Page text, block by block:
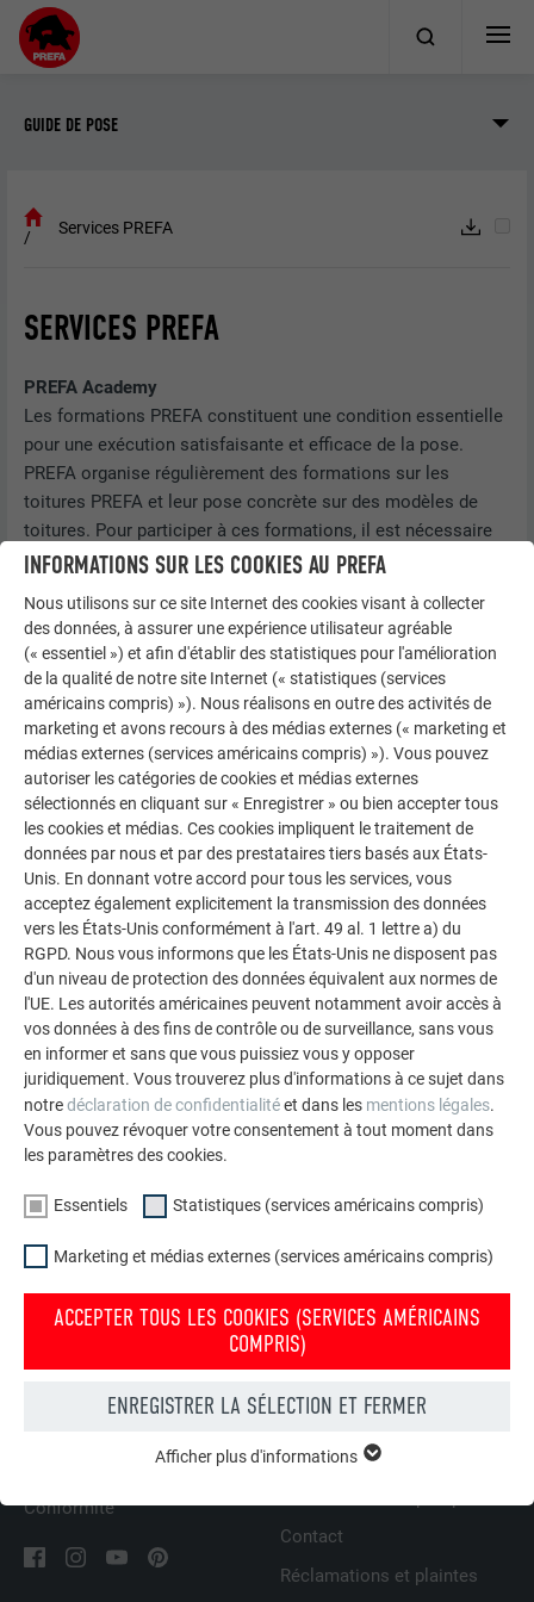
GUIDE DE POSE
Services PREFA
SERVICES PREFA
PREFA Academy
Les formations PREFA constituent une condition essentielle
pour une exécution satisfaisante et efficace de la pose.
PREFA organise régulièrement des formations sur les
toitures PREFA et leur pose concrète sur des modèles de
toitures. Pour participer à ces formations, il est nécessaire
de s’inscrire suffisamment à l’avance. Pour plus
consulter le site :
www.prefa.be/academy.
Formation à la pose PREFA
Vous réalisez actuellement votre premier projet avec des
produits PREFA ou vous avez besoin de notre expertise sur
site lors de chantiers complexes ?
Pas de problème – nos formateurs PREFA vous apporteront
volontiers leur aide et vous donneront des conseils
essentiels et avisés, afin que vous soyez parfaitement armés
pour vos futurs projets avec PREFA. Informations
supplémentaires
sur :www.prefa.be/fr/artisans/service/formateurs-
assistance-sur-site.
Vidéos de pose
Vous trouverez les vidéos de pose PREFA ainsi que les
vidéos Astuces & Conseils sur notre site
Internet :www.prefa.be/fr/videos/trucs-et-astucesou dans
l’espace de connexion Pour obtenir les identifiants, il suffit
d’en faire la demande auprès de votre conseiller PREFA.
Conformité
NOUS VOUS OFFRONS NOTRE AIDE
Trouver un artisan près de
chez vous
Questions & réponses
Contact
Réclamations et plaintes
INFORMATIONS SUR LES COOKIES AU PREFA
Nous utilisons sur ce site Internet des cookies visant à collecter
des données, à assurer une expérience utilisateur agréable
(« essentiel ») et afin d'établir des statistiques pour l'amélioration
de la qualité de notre site Internet (« statistiques (services
américains compris) »). Nous réalisons en outre des activités de
marketing et avons recours à des médias externes (« marketing et
médias externes (services américains compris) »). Vous pouvez
autoriser les catégories de cookies et médias externes
sélectionnés en cliquant sur « Enregistrer » ou bien accepter tous
les cookies et médias. Ces cookies impliquent le traitement de
données par nous et par des prestataires tiers basés aux États-
Unis. En donnant votre accord pour tous les services, vous
acceptez également explicitement la transmission des données
vers les États-Unis conformément à l'art. 49 al. 1 lettre a) du
RGPD. Nous vous informons que les États-Unis ne disposent pas
d'un niveau de protection des données équivalent aux normes de
l'UE. Les autorités américaines peuvent notamment avoir accès à
vos données à des fins de contrôle ou de surveillance, sans vous
en informer et sans que vous puissiez vous y opposer
juridiquement. Vous trouverez plus d'informations à ce sujet dans
notredéclaration de confidentialitéet dans les mentions légales.
Vous pouvez révoquer votre consentement à tout moment dans
les paramètres des cookies.
Essentiels Statistiques (services américains compris)
Marketing et médias externes (services américains compris)
ACCEPTER TOUS LES COOKIES (SERVICES AMÉRICAINS
COMPRIS)
ENREGISTRER LA SÉLECTION ET FERMER
fonctions de base du site Internet. Ils garantissent que le site
Internet fonctionne correctement.
Afficher les informations relatives aux cookies
Afficher plus d'informations